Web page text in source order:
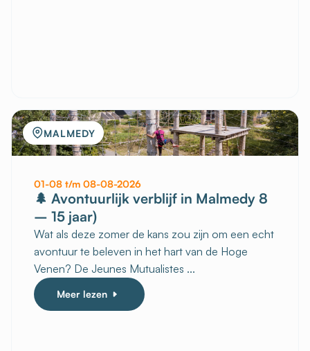
MALMEDY
01-08 t/m 08-08-2026
🌲 Avontuurlijk verblijf in Malmedy 8
– 15 jaar)
Wat als deze zomer de kans zou zijn om een echt
avontuur te beleven in het hart van de Hoge
Venen? De Jeunes Mutualistes ...
Meer lezen